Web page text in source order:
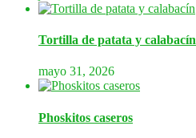
Tortilla de patata y calabacín
mayo 31, 2026
Phoskitos caseros